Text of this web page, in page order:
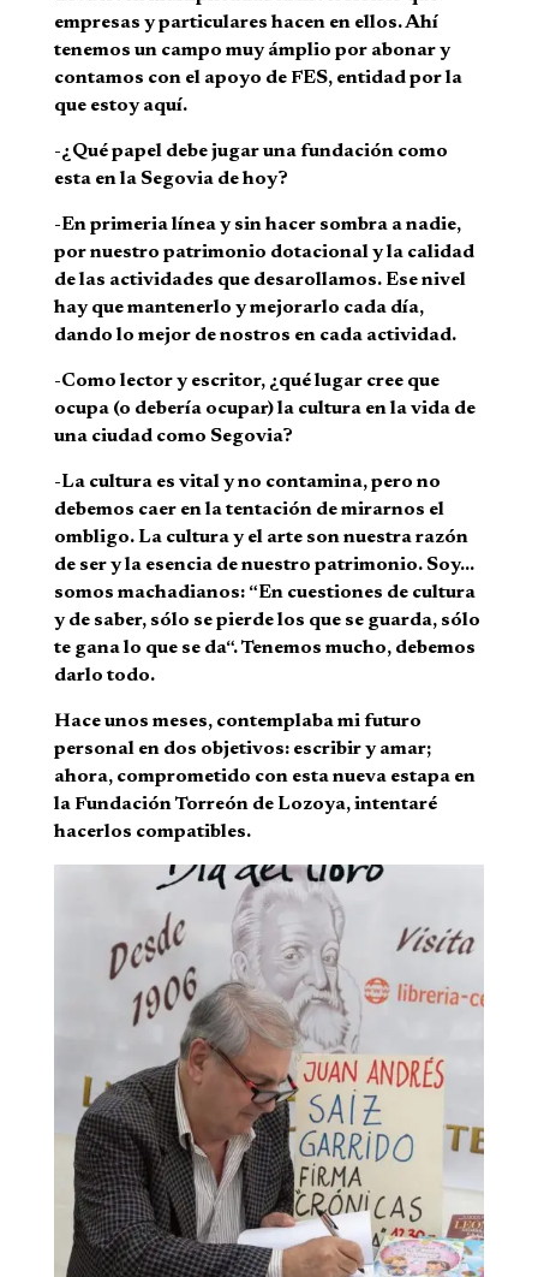
empresas y particulares hacen en ellos. Ahí
tenemos un campo muy ámplio por abonar y
contamos con el apoyo de FES, entidad por la
que estoy aquí.
-¿Qué papel debe jugar una fundación como
esta en la Segovia de hoy?
-En primeria línea y sin hacer sombra a nadie,
por nuestro patrimonio dotacional y la calidad
de las actividades que desarollamos. Ese nivel
hay que mantenerlo y mejorarlo cada día,
dando lo mejor de nostros en cada actividad.
-Como lector y escritor, ¿qué lugar cree que
ocupa (o debería ocupar) la cultura en la vida de
una ciudad como Segovia?
-La cultura es vital y no contamina, pero no
debemos caer en la tentación de mirarnos el
ombligo. La cultura y el arte son nuestra razón
de ser y la esencia de nuestro patrimonio. Soy…
somos machadianos: “En cuestiones de cultura
y de saber, sólo se pierde los que se guarda, sólo
te gana lo que se da“. Tenemos mucho, debemos
darlo todo.
Hace unos meses, contemplaba mi futuro
personal en dos objetivos: escribir y amar;
ahora, comprometido con esta nueva estapa en
la Fundación Torreón de Lozoya, intentaré
hacerlos compatibles.